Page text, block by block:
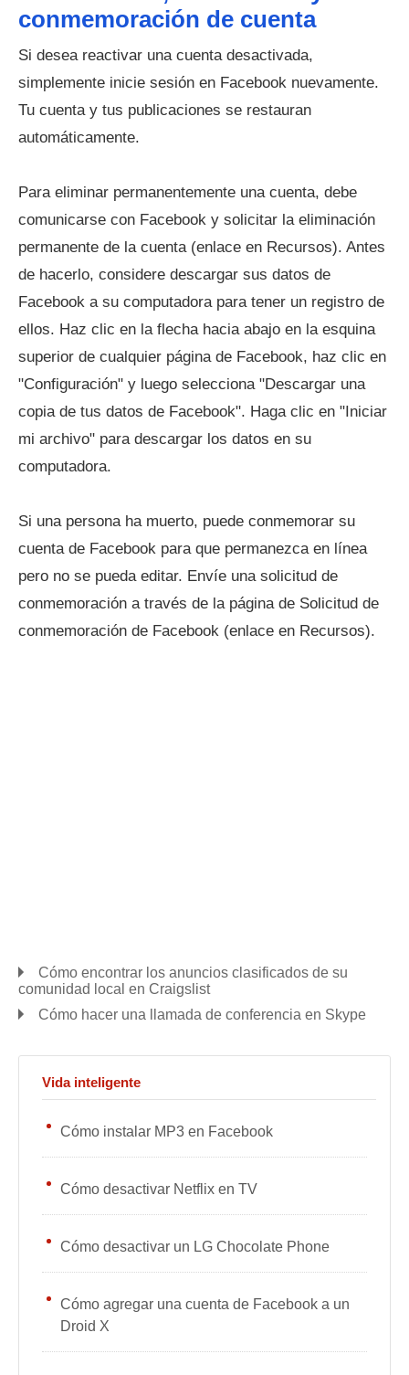
conmemoración de cuenta
Si desea reactivar una cuenta desactivada,
simplemente inicie sesión en Facebook nuevamente.
Tu cuenta y tus publicaciones se restauran
automáticamente.
Para eliminar permanentemente una cuenta, debe
comunicarse con Facebook y solicitar la eliminación
permanente de la cuenta (enlace en Recursos). Antes
de hacerlo, considere descargar sus datos de
Facebook a su computadora para tener un registro de
ellos. Haz clic en la flecha hacia abajo en la esquina
superior de cualquier página de Facebook, haz clic en
"Configuración" y luego selecciona "Descargar una
copia de tus datos de Facebook". Haga clic en "Iniciar
mi archivo" para descargar los datos en su
computadora.
Si una persona ha muerto, puede conmemorar su
cuenta de Facebook para que permanezca en línea
pero no se pueda editar. Envíe una solicitud de
conmemoración a través de la página de Solicitud de
conmemoración de Facebook (enlace en Recursos).
Cómo encontrar los anuncios clasificados de su
comunidad local en Craigslist
Cómo hacer una llamada de conferencia en Skype
Vida inteligente
Cómo instalar MP3 en Facebook
Cómo desactivar Netflix en TV
Cómo desactivar un LG Chocolate Phone
Cómo agregar una cuenta de Facebook a un
Droid X